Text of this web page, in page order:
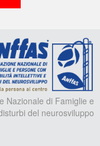
Nazionale di Famiglie e
del neurosviluppo